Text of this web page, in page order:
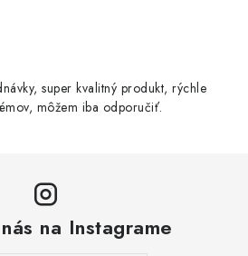
super kvalitný produkt, rýchle
môžem iba odporučiť.
na Instagrame